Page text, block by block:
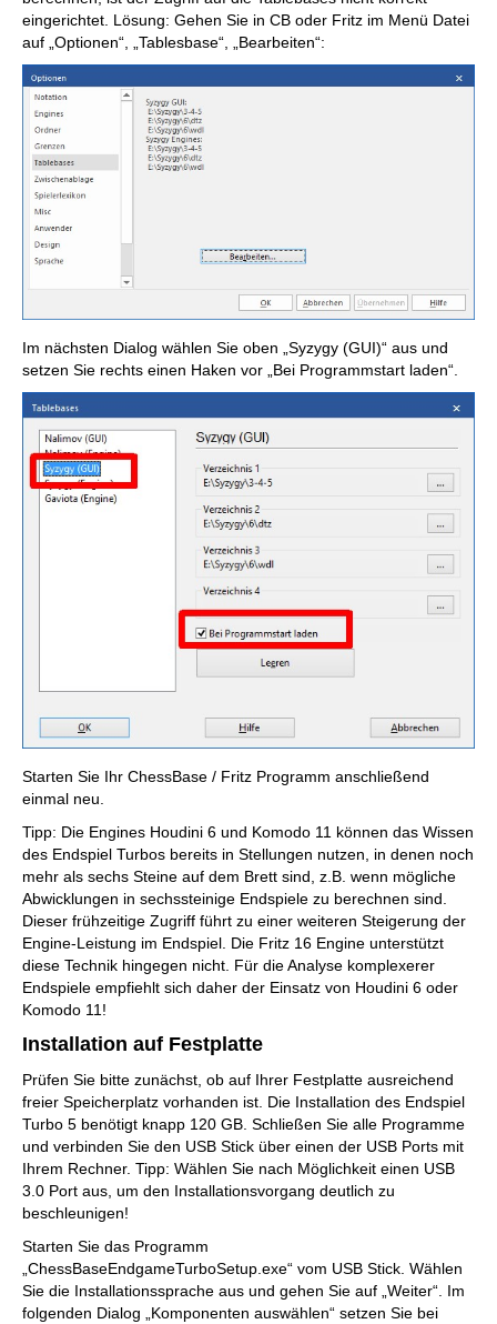
eingerichtet. Lösung: Gehen Sie in CB oder Fritz im Menü Datei
auf „Optionen“, „Tablesbase“, „Bearbeiten“:
Im nächsten Dialog wählen Sie oben „Syzygy (GUI)“ aus und
setzen Sie rechts einen Haken vor „Bei Programmstart laden“.
Starten Sie Ihr ChessBase / Fritz Programm anschließend
einmal neu.
Tipp: Die Engines Houdini 6 und Komodo 11 können das Wissen
des Endspiel Turbos bereits in Stellungen nutzen, in denen noch
mehr als sechs Steine auf dem Brett sind, z.B. wenn mögliche
Abwicklungen in sechssteinige Endspiele zu berechnen sind.
Dieser frühzeitige Zugriff führt zu einer weiteren Steigerung der
Engine-Leistung im Endspiel. Die Fritz 16 Engine unterstützt
diese Technik hingegen nicht. Für die Analyse komplexerer
Endspiele empfiehlt sich daher der Einsatz von Houdini 6 oder
Komodo 11!
Installation auf Festplatte
Prüfen Sie bitte zunächst, ob auf Ihrer Festplatte ausreichend
freier Speicherplatz vorhanden ist. Die Installation des Endspiel
Turbo 5 benötigt knapp 120 GB. Schließen Sie alle Programme
und verbinden Sie den USB Stick über einen der USB Ports mit
Ihrem Rechner. Tipp: Wählen Sie nach Möglichkeit einen USB
3.0 Port aus, um den Installationsvorgang deutlich zu
beschleunigen!
Starten Sie das Programm
„ChessBaseEndgameTurboSetup.exe“ vom USB Stick. Wählen
Sie die Installationssprache aus und gehen Sie auf „Weiter“. Im
folgenden Dialog „Komponenten auswählen“ setzen Sie bei